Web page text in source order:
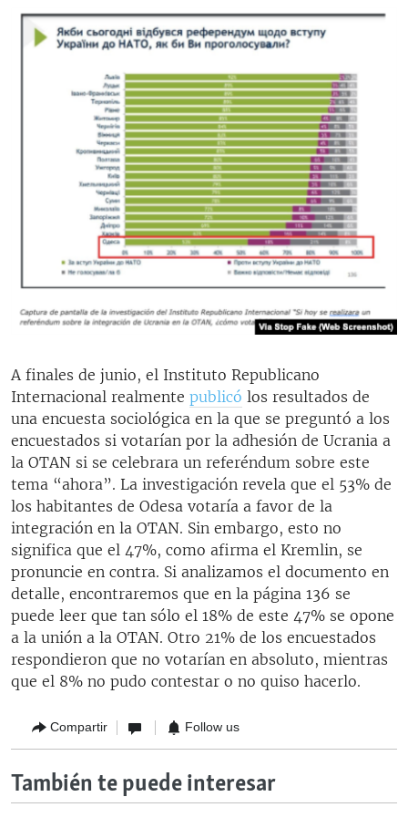
A finales de junio, el Instituto Republicano
Internacional realmente publicó los resultados de
una encuesta sociológica en la que se preguntó a los
encuestados si votarían por la adhesión de Ucrania a
la OTAN si se celebrara un referéndum sobre este
tema “ahora”. La investigación revela que el 53% de
los habitantes de Odesa votaría a favor de la
integración en la OTAN. Sin embargo, esto no
significa que el 47%, como afirma el Kremlin, se
pronuncie en contra. Si analizamos el documento en
detalle, encontraremos que en la página 136 se
puede leer que tan sólo el 18% de este 47% se opone
a la unión a la OTAN. Otro 21% de los encuestados
respondieron que no votarían en absoluto, mientras
que el 8% no pudo contestar o no quiso hacerlo.
Compartir Follow us
También te puede interesar